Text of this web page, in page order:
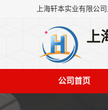
上
公司首页